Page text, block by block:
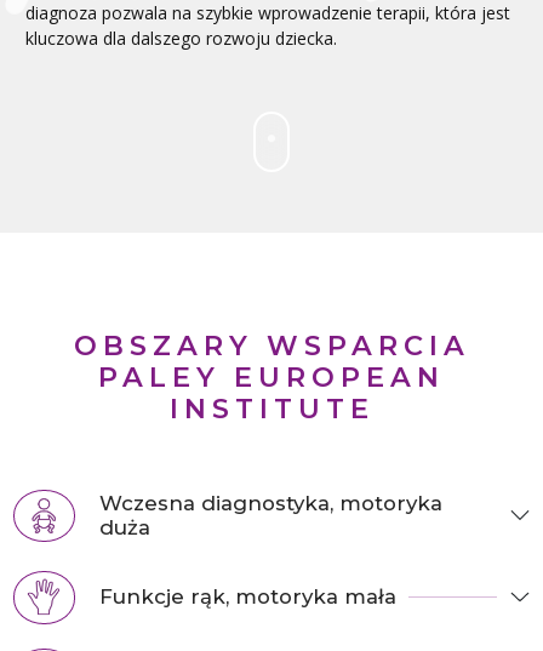
diagnoza pozwala na szybkie wprowadzenie terapii, która jest
kluczowa dla dalszego rozwoju dziecka.
OBSZARY WSPARCIA
PALEY EUROPEAN
INSTITUTE
Wczesna diagnostyka, motoryka
duża
Funkcje rąk, motoryka mała